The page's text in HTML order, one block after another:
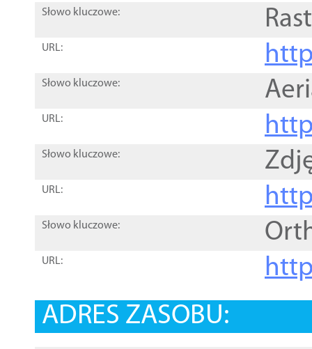
Słowo kluczowe:
URL:
Słowo kluczowe:
URL:
Słowo kluczowe:
URL:
Słowo kluczowe:
URL:
ADRES ZASOBU: